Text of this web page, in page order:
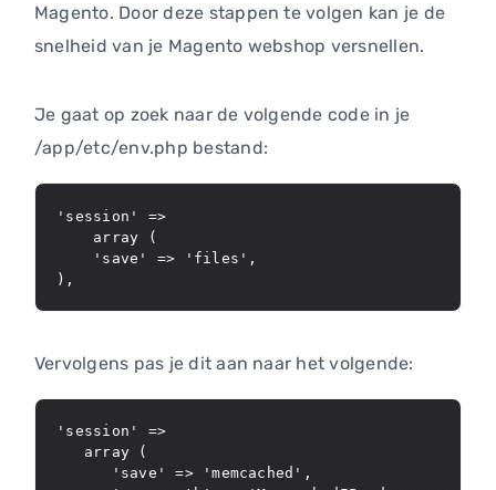
Magento. Door deze stappen te volgen kan je de
snelheid van je Magento webshop versnellen.
Je gaat op zoek naar de volgende code in je
/app/etc/env.php bestand:
'session' =>
    array (
    'save' => 'files',
),
Vervolgens pas je dit aan naar het volgende:
'session' =>
   array (
      'save' => 'memcached',